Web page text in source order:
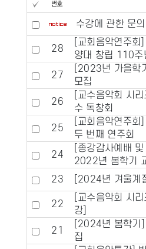
수강에 관한 문
28
[교회음악연주회
양대 창립 110주
27
[2023년 가을학
모집
26
[교수음악회 시
수 독창회
25
[교회음악연주회
두 번째 연주회
24
[종강감사예배
2022년 봄학기
23
[2024년 겨울계
22
[교수음악회 시
강]
21
[2024년 봄학기]
집